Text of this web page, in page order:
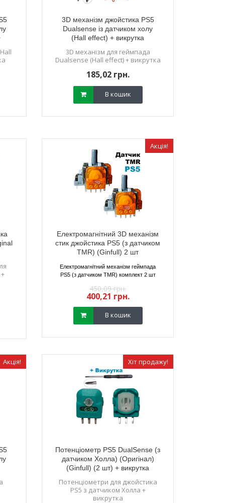
3D механізм джойстика PS5
Dualsense із датчиком холу
(Hall effect) + викрутка
3D механізм для геймпада
Dualsense (Hall effect) + викрутка
185,02 грн.
В кошик
Акція!
Електромагнітний 3D механізм
стик джойстика PS5 (з датчиком
TMR) (Ginfull) 2 шт
Електромагнітний механізм геймпада
PS5 (з датчиком TMR) комплект 2 шт
450,09 грн.
400,21 грн.
В кошик
Акція! Хіт продажу!
Потенціометр PS5 DualSense (з
датчиком Холла) (Оригінал)
(Ginfull) (2 шт) + викрутка
Потенціометри для джойстика
PS5 з датчиком Холла +
викрутка